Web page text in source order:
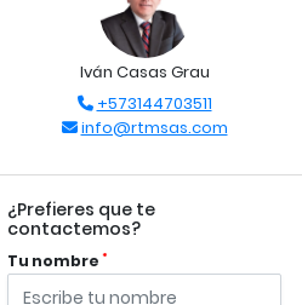
Iván Casas Grau
+573144703511
info@rtmsas.com
¿Prefieres que te
contactemos?
Tu nombre *